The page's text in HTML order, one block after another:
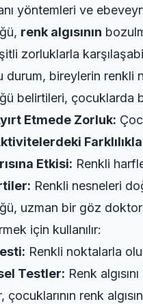
yöntemleri ve
renk algısının
zorluklarla
durum, bireylerin renkli
belirtileri, çocuklarda
Etmede Zorluk:
Etkisi: Renkli
Renkli nesneleri
uzman bir göz
için kullanılır:
Renkli noktalarla
Testler: Renk
çocuklarının renk